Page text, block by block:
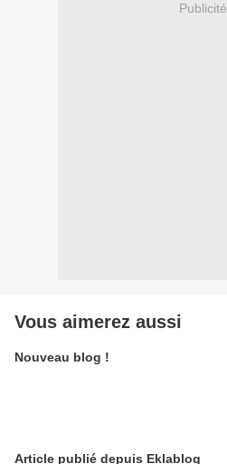
Publicité
Vous aimerez aussi
Nouveau blog !
Article publié depuis Eklablog